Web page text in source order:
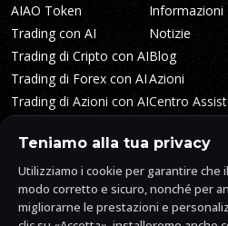
AIAO Token
Trading con AI
Trading di Cripto con AI
Trading di Forex con AI
Trading di Azioni con AI
Livelli di Trading
Mercati
Redditività
Affiliati
Informazioni
Notizie
Blog
Azioni
Centro
Tabella di
FAQ
AlgosOne
AI Crypto
Teniamo alla tua privacy
Utilizziamo i cookie per garantire
modo corretto e sicuro, nonché per
migliorarne le prestazioni e